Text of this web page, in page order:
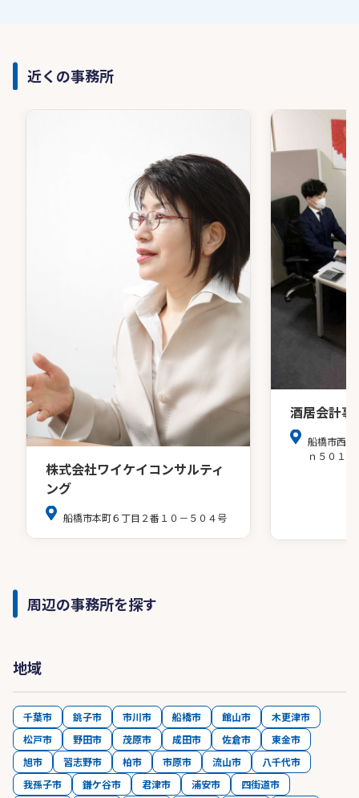
近くの事務所
株式会社ワイケイコンサルティ
ング
船橋市本町６丁目２番１０－５０４号
酒居会計事
船橋市西船
ｎ５０１
周辺の事務所を探す
地域
千葉市 銚子市 市川市 船橋市 館山市
木更津市
松戸市
野田市 茂原市 成田市 佐倉市
東金市
旭市
習志野市 柏市 市原市 流山市
八千代市
我孫子市
鎌ケ谷市 君津市 浦安市
四街道市